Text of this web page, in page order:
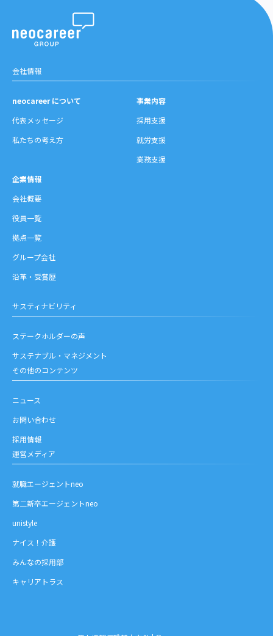
会社情報
neocareer について
代表メッセージ
私たちの考え方
事業内容
採用支援
就労支援
業務支援
企業情報
会社概要
役員一覧
拠点一覧
グループ会社
沿革・受賞歴
サスティナビリティ
ステークホルダーの声
サステナブル・マネジメント
その他のコンテンツ
ニュース
お問い合わせ
採用情報
運営メディア
就職エージェントneo
第二新卒エージェントneo
unistyle
ナイス！介護
みんなの採用部
キャリアトラス